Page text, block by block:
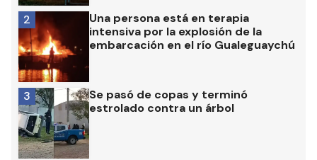
Una persona está en terapia
intensiva por la explosión de la
embarcación en el río Gualeguaychú
2
Se pasó de copas y terminó
estrolado contra un árbol
3